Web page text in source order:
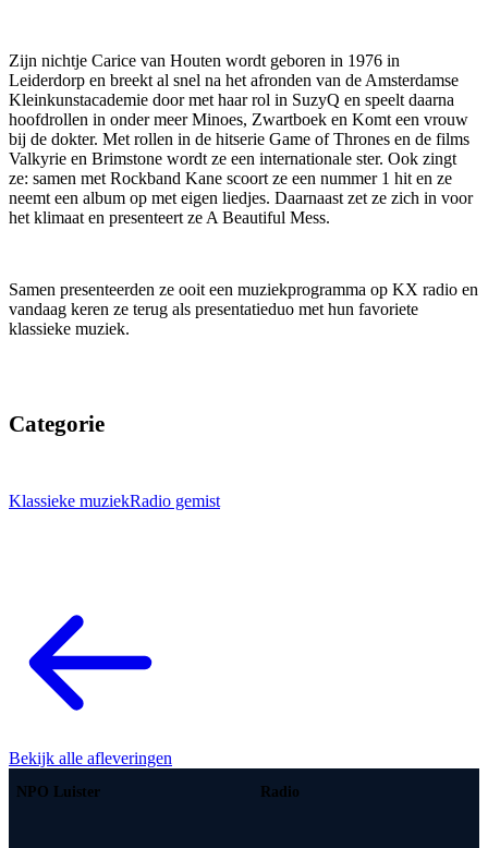
Zijn nichtje Carice van Houten wordt geboren in 1976 in
Leiderdorp en breekt al snel na het afronden van de Amsterdamse
Kleinkunstacademie door met haar rol in SuzyQ en speelt daarna
hoofdrollen in onder meer Minoes, Zwartboek en Komt een vrouw
bij de dokter. Met rollen in de hitserie Game of Thrones en de films
Valkyrie en Brimstone wordt ze een internationale ster. Ook zingt
ze: samen met Rockband Kane scoort ze een nummer 1 hit en ze
neemt een album op met eigen liedjes. Daarnaast zet ze zich in voor
het klimaat en presenteert ze A Beautiful Mess.
Samen presenteerden ze ooit een muziekprogramma op KX radio en
vandaag keren ze terug als presentatieduo met hun favoriete
klassieke muziek.
Categorie
Klassieke muziekRadio gemist
Bekijk alle afleveringen
NPO Luister Radio